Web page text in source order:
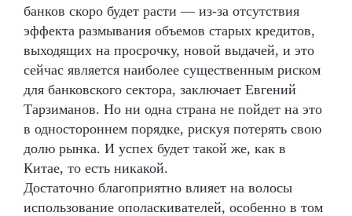
банков скоро будет расти — из-за отсутствия
эффекта размывания объемов старых кредитов,
выходящих на просрочку, новой выдачей, и это
сейчас является наиболее существенным риском
для банковского сектора, заключает Евгений
Тарзиманов. Но ни одна страна не пойдет на это
в одностороннем порядке, рискуя потерять свою
долю рынка. И успех будет такой же, как в
Китае, то есть никакой.
Достаточно благоприятно влияет на волосы
использование ополаскивателей, особенно в том